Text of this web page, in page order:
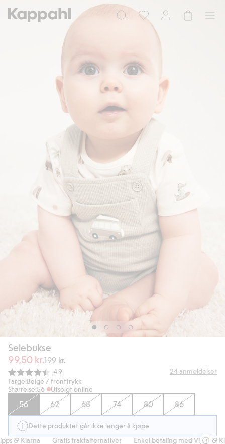
Selebukse
99,50 kr.199 kr.
Gjennomsnittskarakter:
4.9 24anmeldelser
Farge:Beige / fronttrykk
Størrelse:56 Utsolgt online
56 62 68 74 80 86
Dette produktet går ikke lenger å kjøpe
& Klarna
Gratis fraktalternativer Enkel betaling med Vipps &